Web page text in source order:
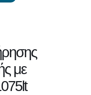
με